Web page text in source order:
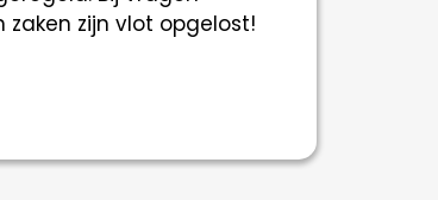
zijn vlot opgelost!